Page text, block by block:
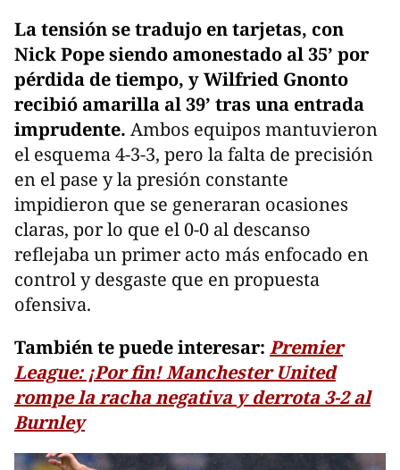
La tensión se tradujo en tarjetas, con
Nick Pope siendo amonestado al 35’ por
pérdida de tiempo, y Wilfried Gnonto
recibió amarilla al 39’ tras una entrada
imprudente. Ambos equipos mantuvieron
el esquema 4-3-3, pero la falta de precisión
en el pase y la presión constante
impidieron que se generaran ocasiones
claras, por lo que el 0-0 al descanso
reflejaba un primer acto más enfocado en
control y desgaste que en propuesta
ofensiva.
También te puede interesar: Premier
League: ¡Por fin! Manchester United
rompe la racha negativa y derrota 3-2 al
Burnley